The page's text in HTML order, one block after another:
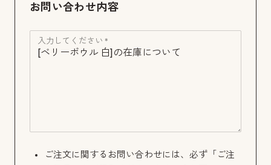
お問い合わせ内容
入力してください *
ご注文に関するお問い合わせには、必ず「ご注